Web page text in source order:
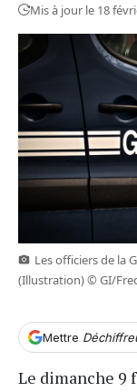
Mis à jour le 18
Les officiers de la
(Illustration) © GI/
Mettre
Le dimanche 9